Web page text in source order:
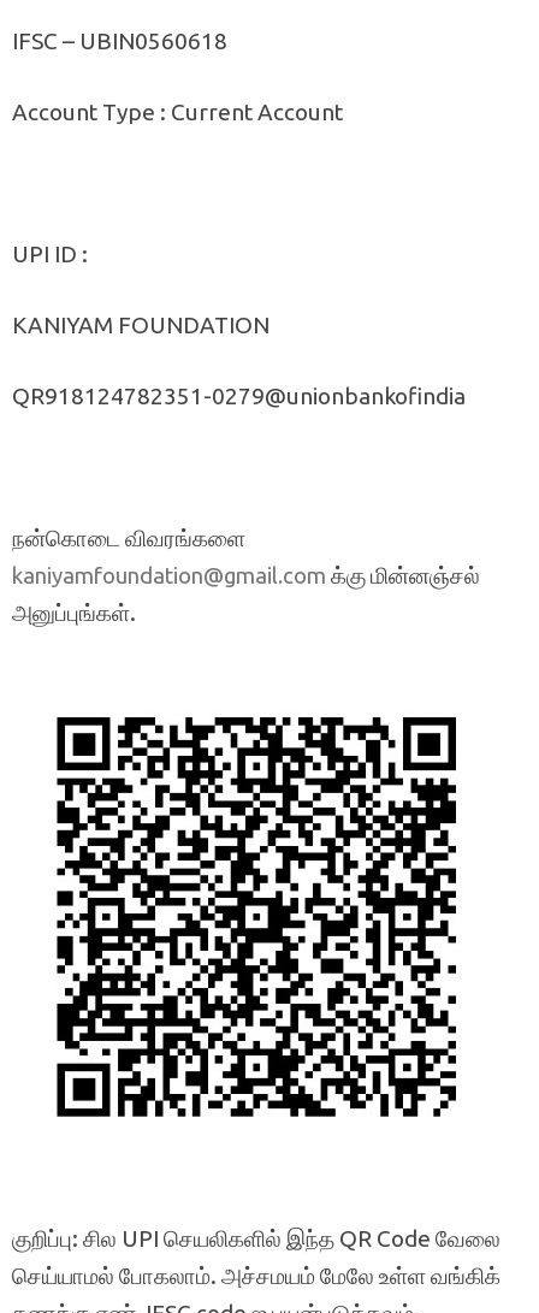
IFSC – UBIN0560618
Account Type : Current Account
UPI ID :
KANIYAM FOUNDATION
QR918124782351-0279@unionbankofindia
நன்கொடை விவரங்களை
kaniyamfoundation@gmail.com க்கு மின்னஞ்சல்
அனுப்புங்கள்.
குறிப்பு: சில UPI செயலிகளில் இந்த QR Code வேலை
செய்யாமல் போகலாம். அச்சமயம் மேலே உள்ள வங்கிக்